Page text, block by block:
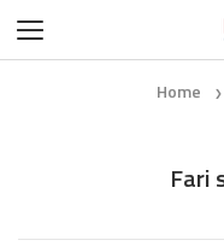
Home ❯
Fari